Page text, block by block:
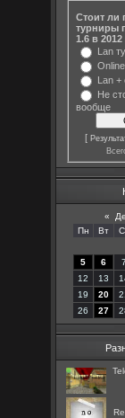
Стоит ли
турниры
1.6 в 2012
Lan
Lan +
Не
вообще
[
«
Пн
Вт
5
6 7
12
13
19
20
26
27